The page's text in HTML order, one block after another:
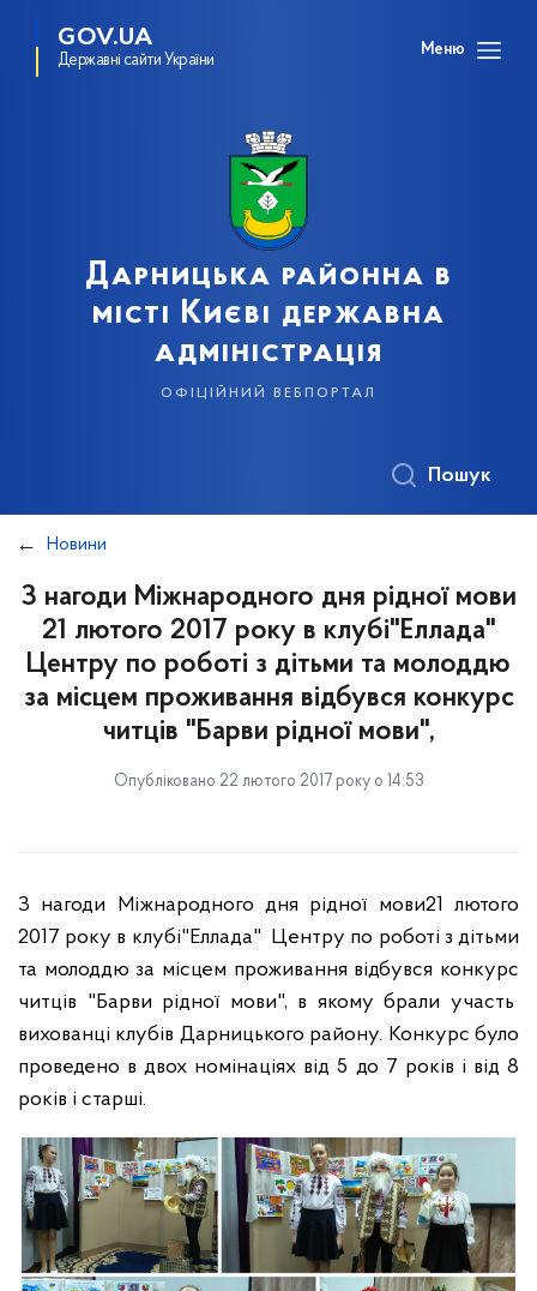
GOV.UA
Державні сайти України
Меню
Дарницька районна в
місті Києві державна
адміністрація
офіційний вебпортал
Пошук
Новини
З нагоди Міжнародного дня рідної мови
21 лютого 2017 року в клубі"Еллада"
Центру по роботі з дітьми та молоддю
за місцем проживання відбувся конкурс
читців "Барви рідної мови",
Опубліковано 22 лютого 2017 року о 14:53
З нагоди Міжнародного дня рідної мови21 лютого
2017 року в клубі"Еллада" Центру по роботі з дітьми
та молоддю за місцем проживання відбувся конкурс
читців "Барви рідної мови", в якому брали участь
вихованці клубів Дарницького району. Конкурс було
проведено в двох номінаціях від 5 до 7 років і від 8
років і старші.